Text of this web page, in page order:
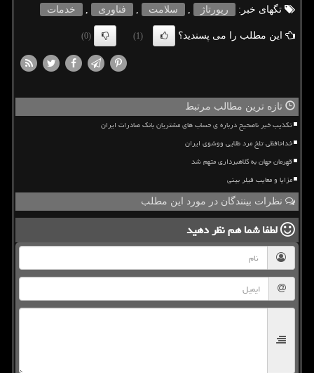
تگهای خبر:
رپورتاژ , سلامت , فناوری , خدمات
این مطلب را می پسندید؟ (1)
(0)
تازه ترین مطالب مرتبط
تکذیب خبر ناصحیح درباره ی حساب های مشتریان بانک صادرات ایران
خداحافظی تلخ مرد طلایی ووشوی ایران
قهرمان جهان به کلاهبرداری متهم شد
مزایا و معایب فیلر بینی
نظرات بینندگان در مورد این مطلب
لطفا شما همنظر دهید